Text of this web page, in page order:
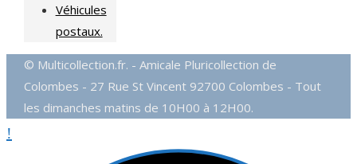
Véhicules
postaux.
© Multicollection.fr. - Amicale Pluricollection de
Colombes - 27 Rue St Vincent 92700 Colombes - Tout
les dimanches matins de 10H00 à 12H00.